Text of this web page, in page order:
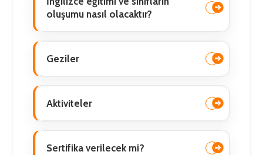
oluşumu nasıl olacaktır?
Geziler
Aktiviteler
Sertifika verilecek mi?